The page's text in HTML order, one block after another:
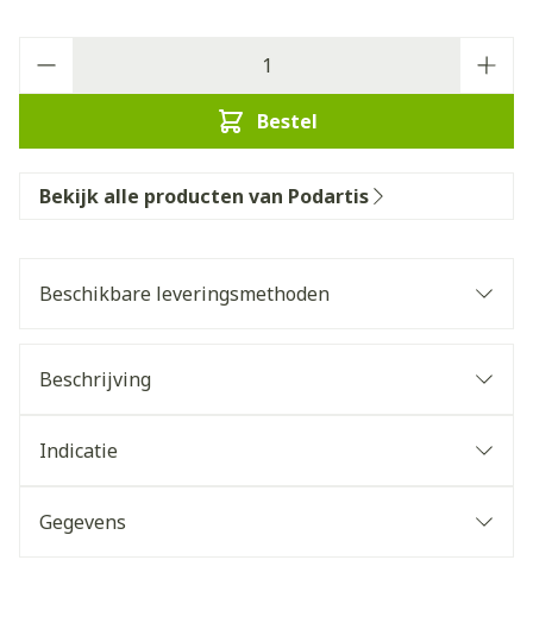
Bestel
Bekijk alle producten van Podartis
Beschikbare leveringsmethoden
Beschrijving
Indicatie
Gegevens